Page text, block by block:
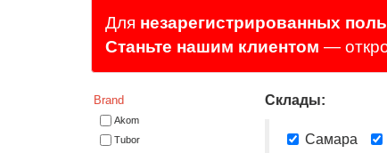
Для незарегистрированных
Станьте нашим клиентом —
Brand
Akom
Tubor
Склады:
Самара